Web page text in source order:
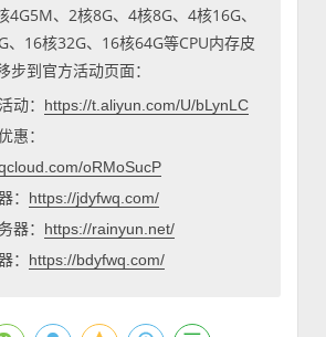
4G5M、2核8G、4核8G、4核16G、
、16核32G、16核64G等CPU内存皮
步到官方活动页面：
动：
https://t.aliyun.com/U/bLynLC
惠：
oRMoSucP
： https://jdyfwq.com/
器： https://rainyun.net/
： https://bdyfwq.com/